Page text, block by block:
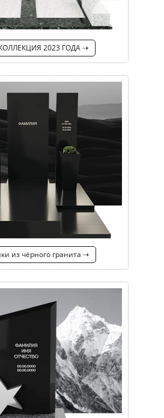
2023 ГОДА ⇢
из чёрного гранита ⇢